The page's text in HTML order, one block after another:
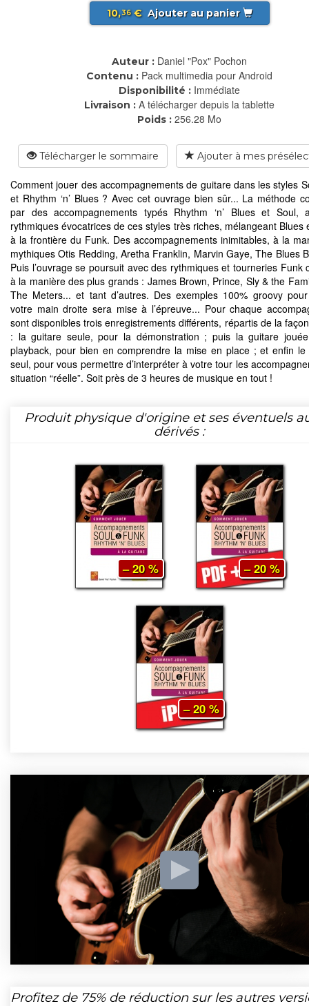
10,36€ Ajouter au panier
Auteur : Daniel "Pox" Pochon
Contenu : Pack multimedia pour Android
Disponibilité : Immédiate
Livraison : A télécharger depuis la tablette
Poids : 256.28 Mo
Télécharger le sommaire Ajouter à mes
Comment jouer des accompagnements de guitare dans les styles
et Rhythm ‘n’ Blues ? Avec cet ouvrage bien sûr... La méthode
par des accompagnements typés Rhythm ‘n’ Blues et Soul,
rythmiques évocatrices de ces styles très riches, mélangeant Blues
à la frontière du Funk. Des accompagnements inimitables, à la
mythiques Otis Redding, Aretha Franklin, Marvin Gaye, The Blues
Puis l’ouvrage se poursuit avec des rythmiques et tourneries Funk
à la manière des plus grands : James Brown, Prince, Sly & the
The Meters... et tant d’autres. Des exemples 100% groovy
votre main droite sera mise à l’épreuve... Pour chaque
sont disponibles trois enregistrements différents, répartis de la
: la guitare seule, pour la démonstration ; puis la guitare
playback, pour bien en comprendre la mise en place ; et enfin le
seul, pour vous permettre d’interpréter à votre tour les
situation “réelle”. Soit près de 3 heures de musique en tout !
Produit physique d'origine et ses éventuels
dérivés :
– 20 % – 20 %
– 20 %
Profitez de 75%de réduction sur les autres